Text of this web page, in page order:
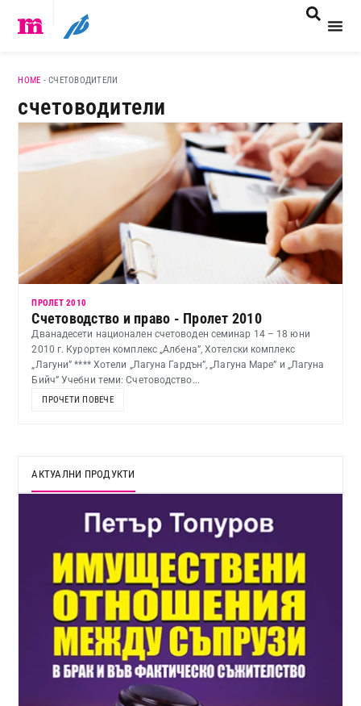
HOME -СЧЕТОВОДИТЕЛИ
счетоводители
ПРОЛЕТ 2010
Счетоводство и право - Пролет 2010
Дванадесети национален счетоводен семинар 14 – 18 юни
2010 г. Курортен комплекс „Албена”, Хотелски комплекс
„Лагуни” **** Хотели „Лагуна Гардън”, „Лагуна Маре” и „Лагуна
Бийч” Учебни теми: Счетоводство...
ПРОЧЕТИ ПОВЕЧЕ
АКТУАЛНИ ПРОДУКТИ